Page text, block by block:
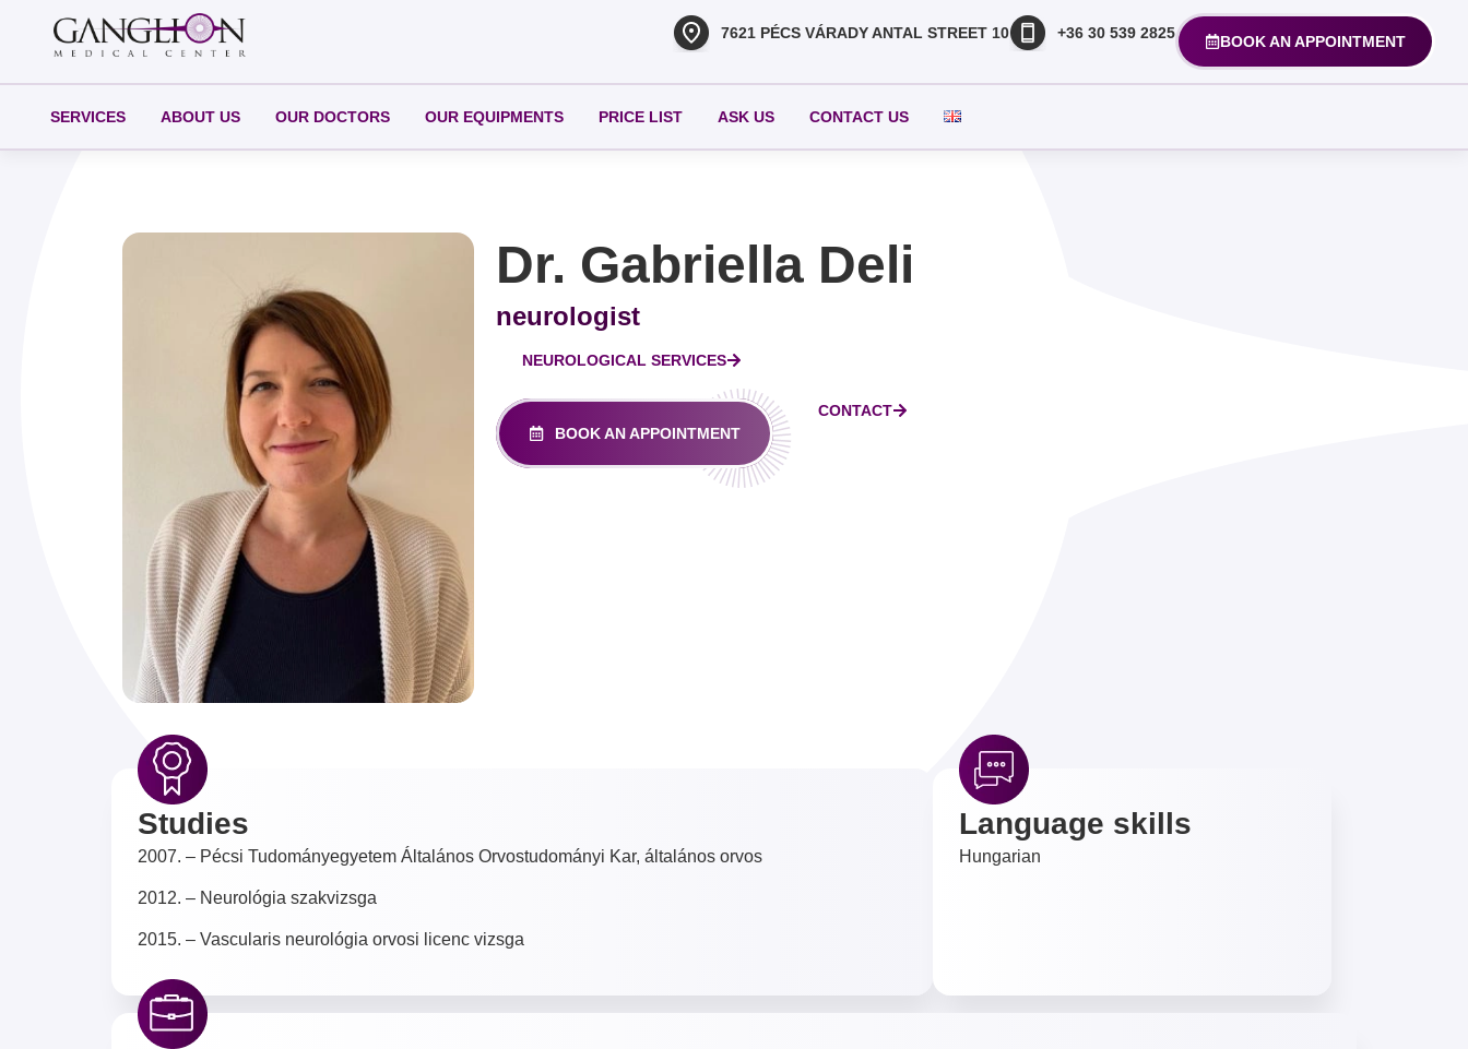
BOOK AN APPOINTMENT
+36 30 539 2825
7621 PÉCS VÁRADY ANTAL STREET 10
SERVICES ABOUT US OUR DOCTORS OUR EQUIPMENTS PRICE LIST ASK US CONTACT US
Dr. Gabriella Deli
neurologist
NEUROLOGICAL SERVICES
BOOK AN APPOINTMENT
CONTACT
Studies
2007. – Pécsi Tudományegyetem Általános Orvostudományi Kar, általános orvos
2012. – Neurológia szakvizsga
2015. – Vascularis neurológia orvosi licenc vizsga
Language skills
Hungarian